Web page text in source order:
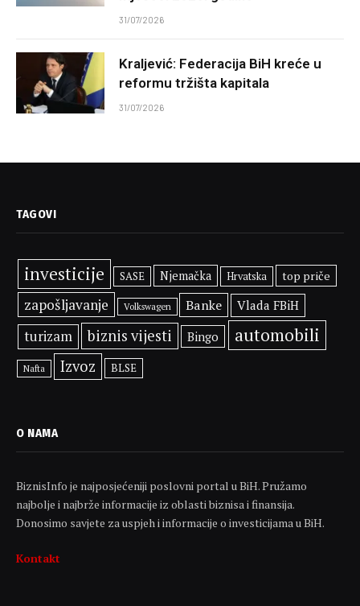
31/07/2026
Kraljević: Federacija BiH kreće u
reformu tržišta kapitala
31/07/2026
TAGOVI
investicije SASE Njemačka Hrvatska top priče
zapošljavanje Volkswagen Banke Vlada FBiH
turizam biznis vijesti Bingo automobili
Nafta Izvoz BLSE
O NAMA
BiznisInfo je najposjećeniji poslovni portal u BiH. Pružamo
najbolje i najbrže informacije iz oblasti biznisa i finansija.
Donosimo savjete za uspjeh i informacije o investicijama u BiH.
Kontakt